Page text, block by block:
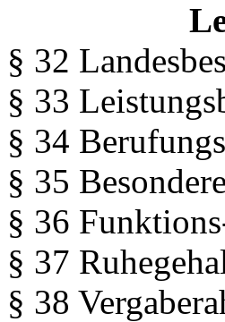
§ 32
§ 33
§ 34
§ 35
§ 36
§ 37
§ 38